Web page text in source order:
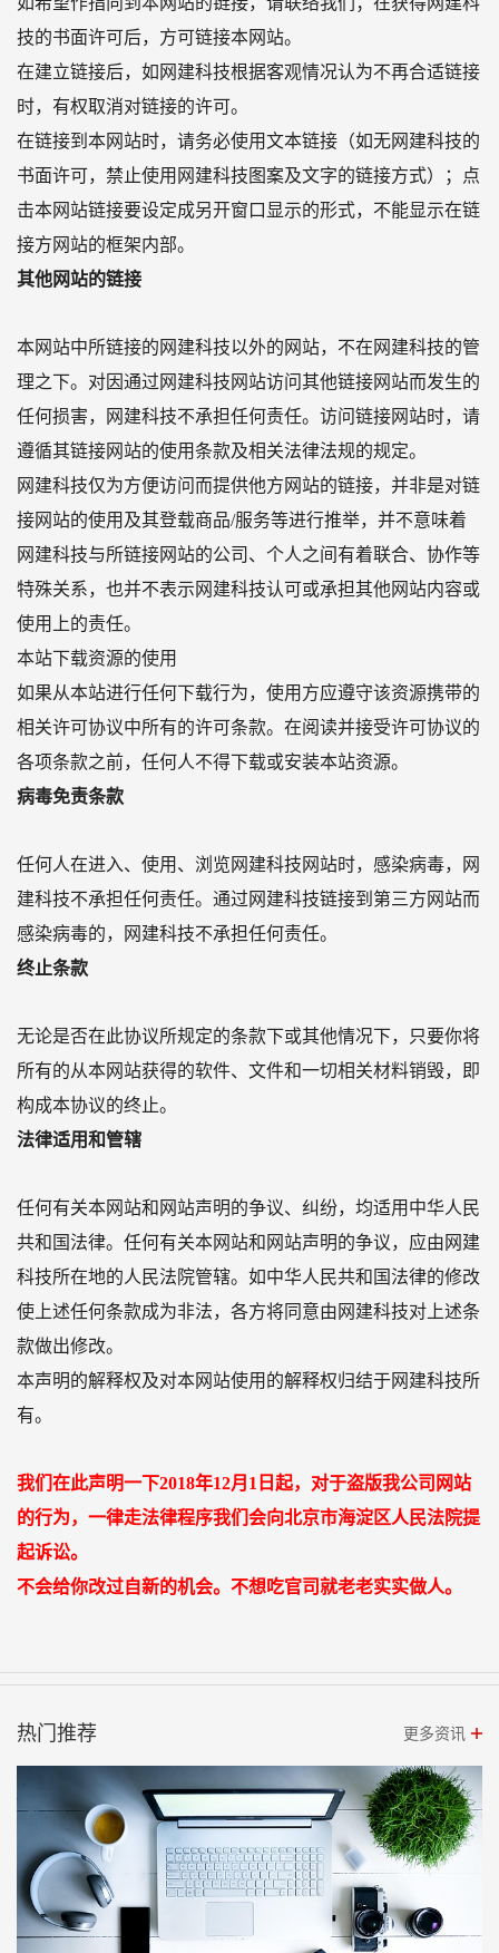
技的书面许可后，方可链接本网站。
在建立链接后，如网建科技根据客观情况认为不再合适链接
时，有权取消对链接的许可。
在链接到本网站时，请务必使用文本链接（如无网建科技的
书面许可，禁止使用网建科技图案及文字的链接方式）；点
击本网站链接要设定成另开窗口显示的形式，不能显示在链
接方网站的框架内部。
其他网站的链接
本网站中所链接的网建科技以外的网站，不在网建科技的管
理之下。对因通过网建科技网站访问其他链接网站而发生的
任何损害，网建科技不承担任何责任。访问链接网站时，请
遵循其链接网站的使用条款及相关法律法规的规定。
网建科技仅为方便访问而提供他方网站的链接，并非是对链
接网站的使用及其登载商品/服务等进行推举，并不意味着
网建科技与所链接网站的公司、个人之间有着联合、协作等
特殊关系，也并不表示网建科技认可或承担其他网站内容或
使用上的责任。
本站下载资源的使用
如果从本站进行任何下载行为，使用方应遵守该资源携带的
相关许可协议中所有的许可条款。在阅读并接受许可协议的
各项条款之前，任何人不得下载或安装本站资源。
病毒免责条款
任何人在进入、使用、浏览网建科技网站时，感染病毒，网
建科技不承担任何责任。通过网建科技链接到第三方网站而
感染病毒的，网建科技不承担任何责任。
终止条款
无论是否在此协议所规定的条款下或其他情况下，只要你将
所有的从本网站获得的软件、文件和一切相关材料销毁，即
构成本协议的终止。
法律适用和管辖
任何有关本网站和网站声明的争议、纠纷，均适用中华人民
共和国法律。任何有关本网站和网站声明的争议，应由网建
科技所在地的人民法院管辖。如中华人民共和国法律的修改
使上述任何条款成为非法，各方将同意由网建科技对上述条
款做出修改。
本声明的解释权及对本网站使用的解释权归结于网建科技所
有。
我们在此声明一下2018年12月1日起，对于盗版我公司网站
的行为，一律走法律程序我们会向北京市海淀区人民法院提
起诉讼。
不会给你改过自新的机会。不想吃官司就老老实实做人。
热门推荐 更多资讯